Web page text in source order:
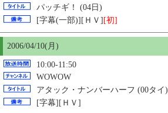
パッチギ！ (04日)
[字幕(一部)][ＨＶ] [初]
2006/04/10(月)
10:00-11:50
WOWOW
アタック・ナンバーハーフ (00タイ)
[字幕][ＨＶ]